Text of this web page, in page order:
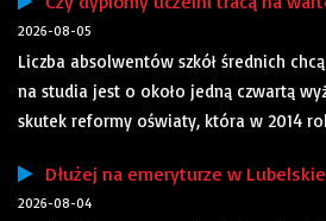
2026-08-05
Liczba absolwentów szkół średnich
na studia jest o około jedną czwartą
skutek reformy oświaty, która w 2014
Dłużej na emeryturze w
2026-08-04